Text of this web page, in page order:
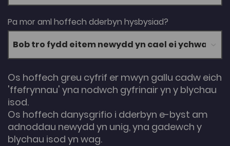
Pa mor aml hoffech dderbyn hysbysiad?
Os hoffech greu cyfrif er mwyn gallu cadw eich
'ffefrynnau' yna nodwch gyfrinair yn y blychau
isod.
Os hoffech danysgrifio i dderbyn e-byst am
adnoddau newydd yn unig, yna gadewch y
blychau isod yn wag.